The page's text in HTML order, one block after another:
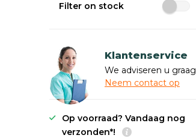
Filter on stock
Klantenservice
We adviseren u graag
Neem contact op
Op voorraad? Vandaag nog
verzonden*!